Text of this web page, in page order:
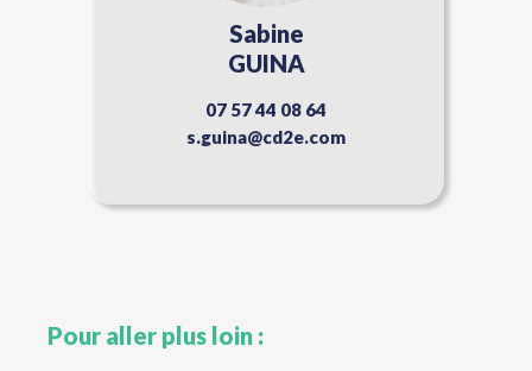
Sabine
GUINA
07 57 44 08 64
s.guina@cd2e.com
Pour aller plus loin :